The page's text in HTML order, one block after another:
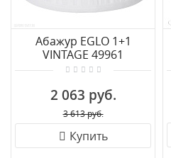
Абажур EGLO 1+1
VINTAGE 49961
2 063 руб.
3 613 руб.
Купить